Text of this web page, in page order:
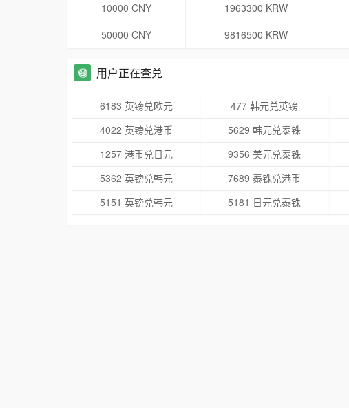
10000 CNY
1963300 KRW
50000 CNY
9816500 KRW
用户正在查兑
6183 英镑兑欧元 477 韩元兑英镑
4022 英镑兑港币
5629 韩元兑泰铢
1257 港币兑日元
9356 美元兑泰铢
5362 英镑兑韩元
7689 泰铢兑港币
5151 英镑兑韩元
5181 日元兑泰铢